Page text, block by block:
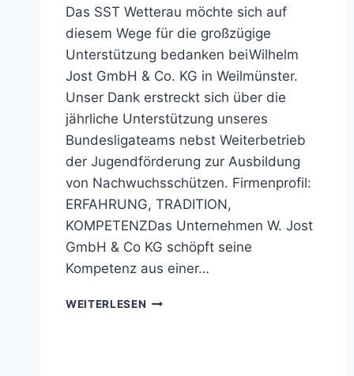
Das SST Wetterau möchte sich auf
diesem Wege für die großzügige
Unterstützung bedanken beiWilhelm
Jost GmbH & Co. KG in Weilmünster.
Unser Dank erstreckt sich über die
jährliche Unterstützung unseres
Bundesligateams nebst Weiterbetrieb
der Jugendförderung zur Ausbildung
von Nachwuchsschützen. Firmenprofil:
ERFAHRUNG, TRADITION,
KOMPETENZDas Unternehmen W. Jost
GmbH & Co KG schöpft seine
Kompetenz aus einer…
WEITERLESEN SST